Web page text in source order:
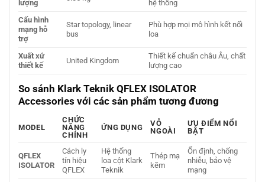
lượng
hệ thống
Cấu hình
mạng hỗ
trợ
Star topology, linear
bus
Phù hợp mọi mô hình kết nối
loa
Xuất xứ
thiết kế
United Kingdom
Thiết kế chuẩn châu Âu, chất
lượng cao
So sánh Klark Teknik QFLEX ISOLATOR
Accessories với các sản phẩm tương đương
MODEL
CHỨC
NĂNG
CHÍNH
ỨNG DỤNG
VỎ
NGOÀI
ƯU ĐIỂM NỔI
BẬT
QFLEX
ISOLATOR
Cách ly
tín hiệu
QFLEX
Hệ thống
loa cột Klark
Teknik
Thép mạ
kẽm
Ổn định, chống
nhiễu, bảo vệ
mạng